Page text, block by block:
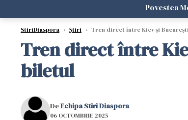
Povestea
StiriDiaspora › Știri › Tren direct între Kiev şi
Tren direct între
biletul
DeEchipa Stiri Diaspora
06 OCTOMBRIE 2025